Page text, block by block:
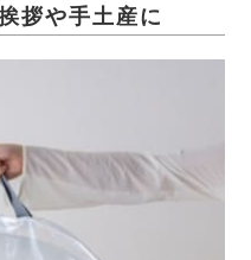
拶や手土産に